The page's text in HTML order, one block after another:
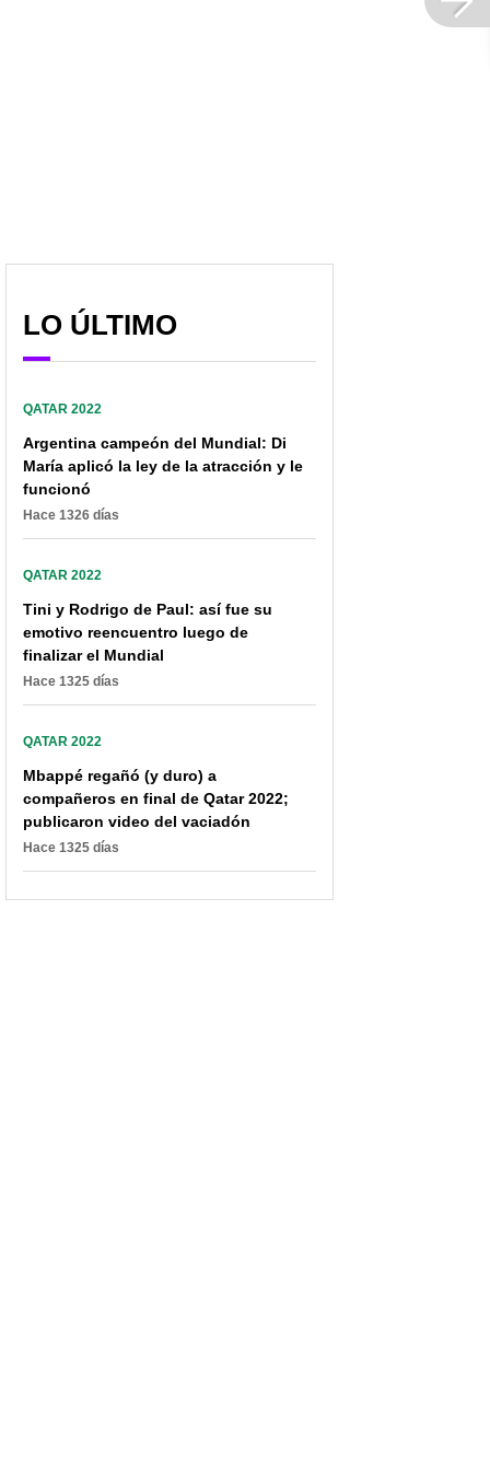
LO ÚLTIMO
QATAR 2022
Argentina campeón del Mundial: Di
María aplicó la ley de la atracción y le
funcionó
Hace 1326 días
QATAR 2022
Tini y Rodrigo de Paul: así fue su
emotivo reencuentro luego de
finalizar el Mundial
Hace 1325 días
QATAR 2022
Mbappé regañó (y duro) a
compañeros en final de Qatar 2022;
publicaron video del vaciadón
Hace 1325 días